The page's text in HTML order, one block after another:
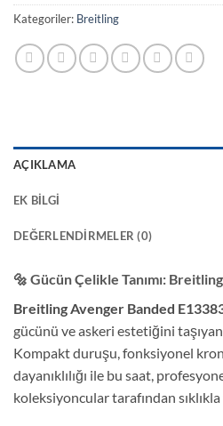
Kategoriler: Breitling
AÇIKLAMA
EK BILGI
DEĞERLENDIRMELER (0)
🔩 Gücün Çelikle Tanımı:
Breitling Avenger Banded
gücünü ve askeri estetiğini
Kompakt duruşu, fonksiyonel
dayanıklılığı ile bu saat,
koleksiyoncular tarafından